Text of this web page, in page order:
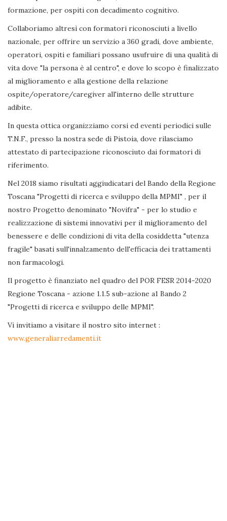
formazione, per ospiti con decadimento cognitivo.
Collaboriamo altresì con formatori riconosciuti a livello
nazionale, per offrire un servizio a 360 gradi, dove ambiente,
operatori, ospiti e familiari possano usufruire di una qualità di
vita dove "la persona è al centro", e dove lo scopo è finalizzato
al miglioramento e alla gestione della relazione
ospite/operatore/caregiver all'interno delle strutture
adibite.
In questa ottica organizziamo corsi ed eventi periodici sulle
T.N.F., presso la nostra sede di Pistoia, dove rilasciamo
attestato di partecipazione riconosciuto dai formatori di
riferimento.
Nel 2018 siamo risultati aggiudicatari del Bando della Regione
Toscana "Progetti di ricerca e sviluppo della MPMI" , per il
nostro Progetto denominato "Novifra" - per lo studio e
realizzazione di sistemi innovativi per il miglioramento del
benessere e delle condizioni di vita della cosiddetta "utenza
fragile" basati sull'innalzamento dell'efficacia dei trattamenti
non farmacologi.
Il progetto è finanziato nel quadro del POR FESR 2014-2020
Regione Toscana - azione 1.1.5 sub-azione a1 Bando 2
"Progetti di ricerca e sviluppo delle MPMI".
Vi invitiamo a visitare il nostro sito internet :
www.generaliarredamenti.it